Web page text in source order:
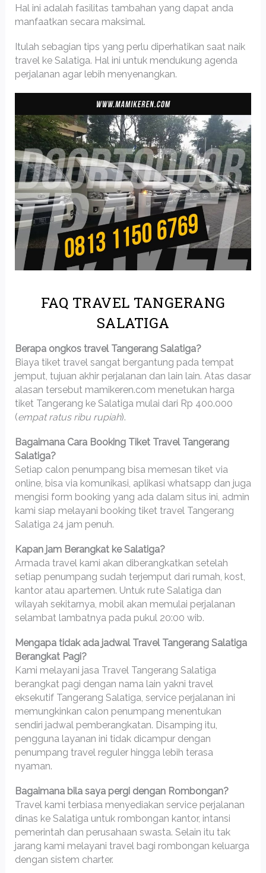
Hal ini adalah fasilitas tambahan yang dapat anda
manfaatkan secara maksimal.
Itulah sebagian tips yang perlu diperhatikan saat naik
travel ke Salatiga. Hal ini untuk mendukung agenda
perjalanan agar lebih menyenangkan.
FAQ TRAVEL TANGERANG
SALATIGA
Berapa ongkos travel Tangerang Salatiga?
Biaya tiket travel sangat bergantung pada tempat
jemput, tujuan akhir perjalanan dan lain lain. Atas dasar
alasan tersebut mamikeren.com menetukan harga
tiket Tangerang ke Salatiga mulai dari Rp 400.000
(empat ratus ribu rupiah).
Bagaimana Cara Booking Tiket Travel Tangerang
Salatiga?
Setiap calon penumpang bisa memesan tiket via
online, bisa via komunikasi, aplikasi whatsapp dan juga
mengisi form booking yang ada dalam situs ini, admin
kami siap melayani booking tiket travel Tangerang
Salatiga 24 jam penuh.
Kapan jam Berangkat ke Salatiga?
Armada travel kami akan diberangkatkan setelah
setiap penumpang sudah terjemput dari rumah, kost,
kantor atau apartemen. Untuk rute Salatiga dan
wilayah sekitarnya, mobil akan memulai perjalanan
selambat lambatnya pada pukul 20:00 wib.
Mengapa tidak ada jadwal Travel Tangerang Salatiga
Berangkat Pagi?
Kami melayani jasa Travel Tangerang Salatiga
berangkat pagi dengan nama lain yakni travel
eksekutif Tangerang Salatiga, service perjalanan ini
memungkinkan calon penumpang menentukan
sendiri jadwal pemberangkatan. Disamping itu,
pengguna layanan ini tidak dicampur dengan
penumpang travel reguler hingga lebih terasa
nyaman.
Bagaimana bila saya pergi dengan Rombongan?
Travel kami terbiasa menyediakan service perjalanan
dinas ke Salatiga untuk rombongan kantor, intansi
pemerintah dan perusahaan swasta. Selain itu tak
jarang kami melayani travel bagi rombongan keluarga
dengan sistem charter.